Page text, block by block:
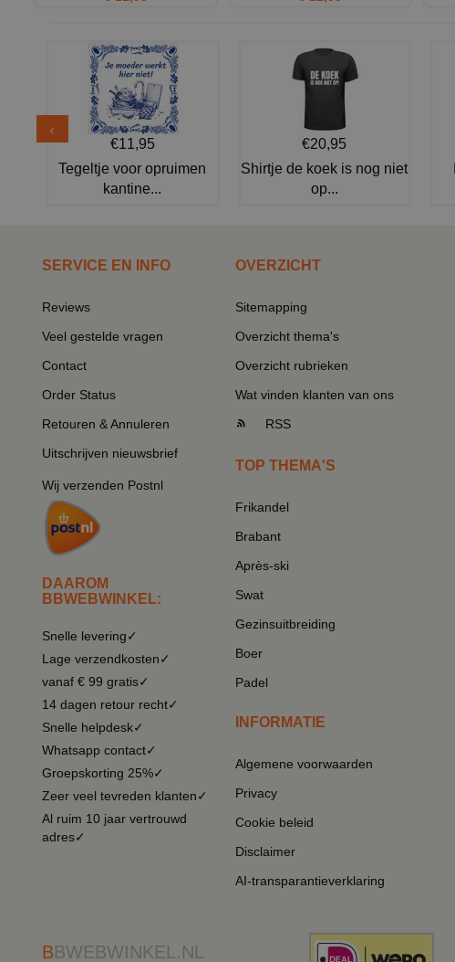
€11,95
Tegeltje voor opruimen
kantine...
€20,95
Shirtje de koek is nog niet
op...
SERVICE EN INFO
Reviews
Veel gestelde vragen
Contact
Order Status
Retouren & Annuleren
Uitschrijven nieuwsbrief
Wij verzenden Postnl
DAAROM
BBWEBWINKEL:
Snelle levering✓
Lage verzendkosten✓
vanaf € 99 gratis✓
14 dagen retour recht✓
Snelle helpdesk✓
Whatsapp contact✓
Groepskorting 25%✓
Zeer veel tevreden klanten✓
Al ruim 10 jaar vertrouwd
adres✓
OVERZICHT
Sitemapping
Overzicht thema's
Overzicht rubrieken
Wat vinden klanten van ons
RSS
TOP THEMA'S
Frikandel
Brabant
Après-ski
Swat
Gezinsuitbreiding
Boer
Padel
INFORMATIE
Algemene voorwaarden
Privacy
Cookie beleid
Disclaimer
AI-transparantieverklaring
BBWEBWINKEL.NL